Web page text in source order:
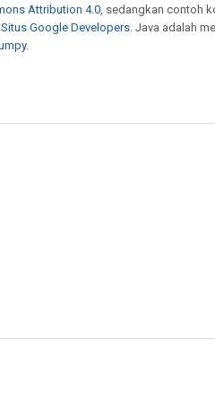
Attribution 4.0 , sedangkan contoh
Google Developers . Java adalah
.